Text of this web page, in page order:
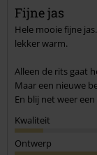
waarvan
Heeft
Fijne jas
Hele mooie fijne
lekker warm.
Alleen de rits gaat
Maar een nieuwe
En blij net weer
Kwaliteit
Ontwerp